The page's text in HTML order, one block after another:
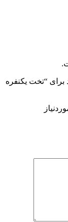
برای “تخت یکنفره